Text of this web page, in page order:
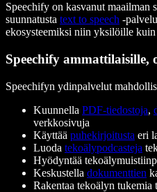
Speechify on kasvanut maailman
suunnatusta text to speech -
ekosysteemiksi niin yksilöille
Speechify
Speechifyn ydinpalvelut
Kuunnella PDF-tiedostoja,
verkkosivuja
Käyttää puhekirjoitusta eri
Luoda tekoälypodcasteja
Hyödyntää
Keskustella dokumenttien
Rakentaa tekoälyn